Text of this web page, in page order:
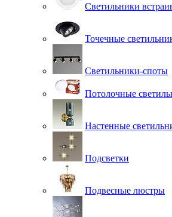
Светильники
Точечные
Светильники-споты
Потолочные
Настенные
Подсветки
Подвесные люстры